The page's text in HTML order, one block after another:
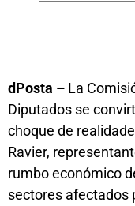
dPosta – La
Diputados se
choque de
Ravier,
rumbo económico
sectores afectados